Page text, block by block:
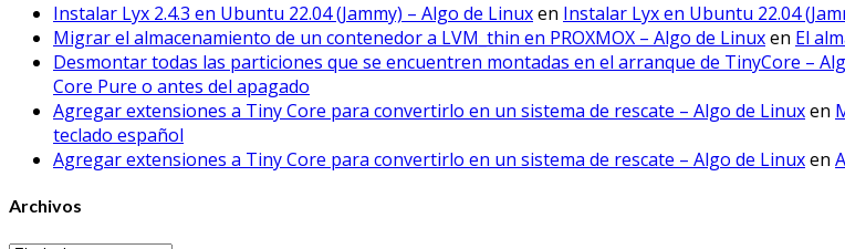
Instalar Lyx 2.4.3 en Ubuntu 22.04 (Jammy) – Algo de Linuxen Instalar Lyx en Ubuntu 22.04
Migrar el almacenamiento de un contenedor a LVM_thin en PROXMOX – Algo de Linuxen El
Desmontar todas las particiones que se encuentren montadas en el arranque de TinyCore –
Core Pure o antes del apagado
Agregar extensiones a Tiny Core para convertirlo en un sistema de rescate – Algo de Linuxen
teclado español
Agregar extensiones a Tiny Core para convertirlo en un sistema de rescate – Algo de Linuxen
Archivos